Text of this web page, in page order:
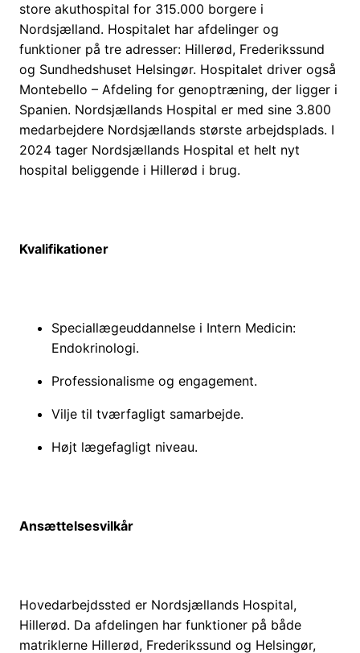
store akuthospital for 315.000 borgere i
Nordsjælland. Hospitalet har afdelinger og
funktioner på tre adresser: Hillerød, Frederikssund
og Sundhedshuset Helsingør. Hospitalet driver også
Montebello – Afdeling for genoptræning, der ligger i
Spanien. Nordsjællands Hospital er med sine 3.800
medarbejdere Nordsjællands største arbejdsplads. I
2024 tager Nordsjællands Hospital et helt nyt
hospital beliggende i Hillerød i brug.
Kvalifikationer
Speciallægeuddannelse i Intern Medicin:
Endokrinologi.
Professionalisme og engagement.
Vilje til tværfagligt samarbejde.
Højt lægefagligt niveau.
Ansættelsesvilkår
Hovedarbejdssted er Nordsjællands Hospital,
Hillerød. Da afdelingen har funktioner på både
matriklerne Hillerød, Frederikssund og Helsingør,